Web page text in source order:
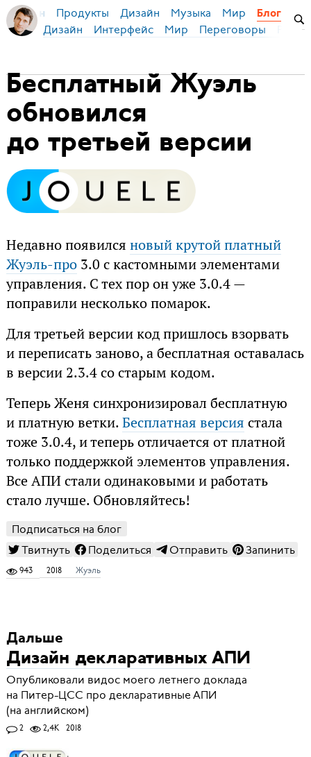
Бирман Продукты Дизайн Музыка Мир Блог
Дизайн Интерфейс Мир Переговоры
Бесплатный Жуэль
обновился
до третьей версии
Недавно появился новый крутой платный
Жуэль-про3.0 с кастомными элементами
управления. С тех пор он уже 3.0.4 —
поправили несколько помарок.
Для третьей версии код пришлось взорвать
и переписать заново, а бесплатная оставалась
в версии 2.3.4 со старым кодом.
Теперь Женя синхронизировал бесплатную
и платную ветки.Бесплатная версия стала
тоже 3.0.4, и теперь отличается от платной
только поддержкой элементов управления.
Все АПИ стали одинаковыми и работать
стало лучше. Обновляйтесь!
Подписаться на блог
Твитнуть
Поделиться Отправить Запинить
943 2018 Жуэль
Дальше
Дизайн декларативных АПИ
Опубликовали видос моего летнего доклада
на Питер-ЦСС про декларативные АПИ
(на английском)
2 2,4K 2018